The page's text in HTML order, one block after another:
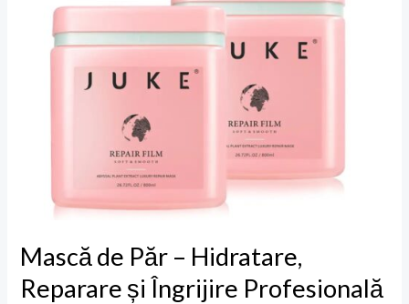
Mască de Păr – Hidratare,
Reparare și Îngrijire Profesională
Îngrijire